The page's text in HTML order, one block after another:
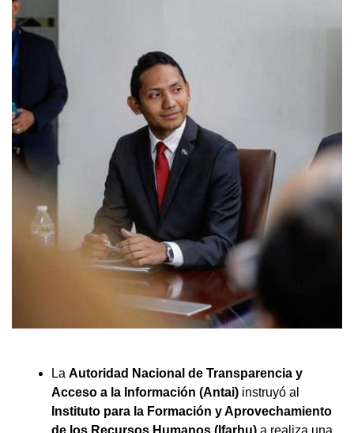
La Autoridad Nacional de Transparencia y
Acceso a la Información (Antai) instruyó al
Instituto para la Formación y Aprovechamiento
de los Recursos Humanos (Ifarhu) a realiza una